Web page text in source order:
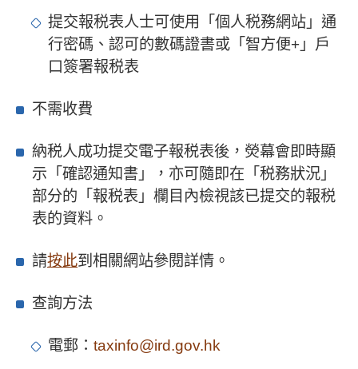
提交報税表人士可使用「個人税務網站」通
行密碼、認可的數碼證書或「智方便+」戶
口簽署報税表
不需收費
納税人成功提交電子報税表後，熒幕會即時顯
示「確認通知書」，亦可隨即在「税務狀況」
部分的「報税表」欄目內檢視該已提交的報税
表的資料。
請按此到相關網站參閱詳情。
查詢方法
電郵： taxinfo@ird.gov.hk